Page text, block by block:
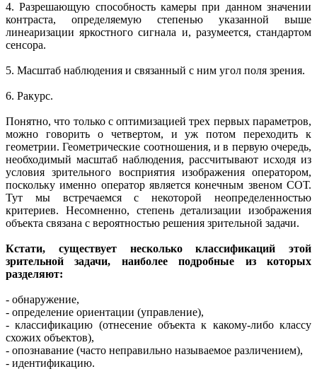
4. Разрешающую способность камеры при данном значении
контраста, определяемую степенью указанной выше
линеаризации яркостного сигнала и, разумеется, стандартом
сенсора.
5. Масштаб наблюдения и связанный с ним угол поля зрения.
6. Ракурс.
Понятно, что только с оптимизацией трех первых параметров,
можно говорить о четвертом, и уж потом переходить к
геометрии. Геометрические соотношения, и в первую очередь,
необходимый масштаб наблюдения, рассчитывают исходя из
условия зрительного восприятия изображения оператором,
поскольку именно оператор является конечным звеном СОТ.
Тут мы встречаемся с некоторой неопределенностью
критериев. Несомненно, степень детализации изображения
объекта связана с вероятностью решения зрительной задачи.
Кстати, существует несколько классификаций этой
зрительной задачи, наиболее подробные из которых
разделяют:
- обнаружение,
- определение ориентации (управление),
- классификацию (отнесение объекта к какому-либо классу
схожих объектов),
- опознавание (часто неправильно называемое различением),
- идентификацию.